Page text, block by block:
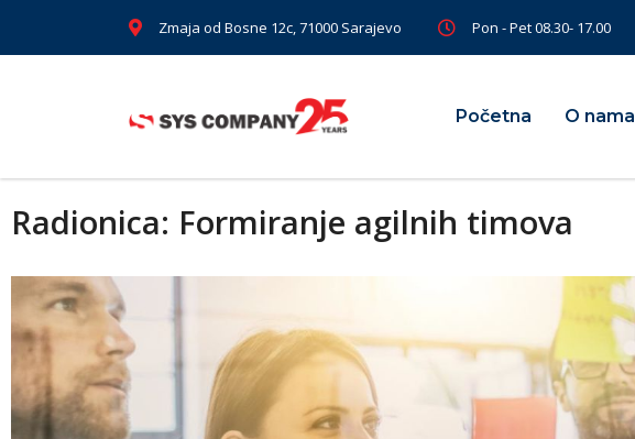
Zmaja od Bosne 12c, 71000 Sarajevo Pon - Pet 08.30- 17.00
Početna O nama
Radionica: Formiranje agilnih timova